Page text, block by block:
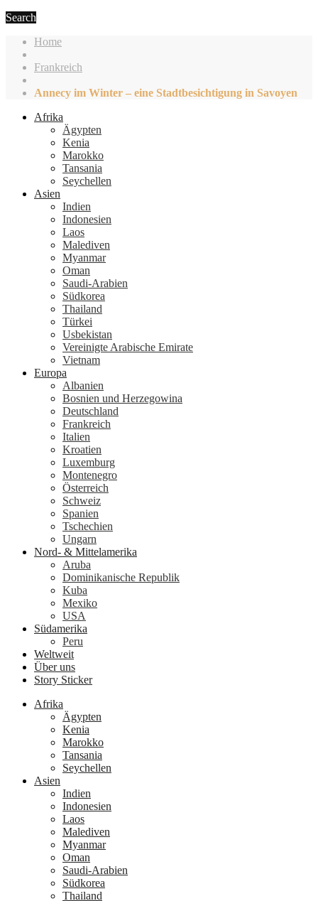
Search
Home
Frankreich
Annecy im Winter – eine Stadtbesichtigung in Savoyen
Afrika
Ägypten
Kenia
Marokko
Tansania
Seychellen
Asien
Indien
Indonesien
Laos
Malediven
Myanmar
Oman
Saudi-Arabien
Südkorea
Thailand
Türkei
Usbekistan
Vereinigte Arabische Emirate
Vietnam
Europa
Albanien
Bosnien und Herzegowina
Deutschland
Frankreich
Italien
Kroatien
Luxemburg
Montenegro
Österreich
Schweiz
Spanien
Tschechien
Ungarn
Nord- & Mittelamerika
Aruba
Dominikanische Republik
Kuba
Mexiko
USA
Südamerika
Peru
Weltweit
Über uns
Story Sticker
Afrika
Ägypten
Kenia
Marokko
Tansania
Seychellen
Asien
Indien
Indonesien
Laos
Malediven
Myanmar
Oman
Saudi-Arabien
Südkorea
Thailand